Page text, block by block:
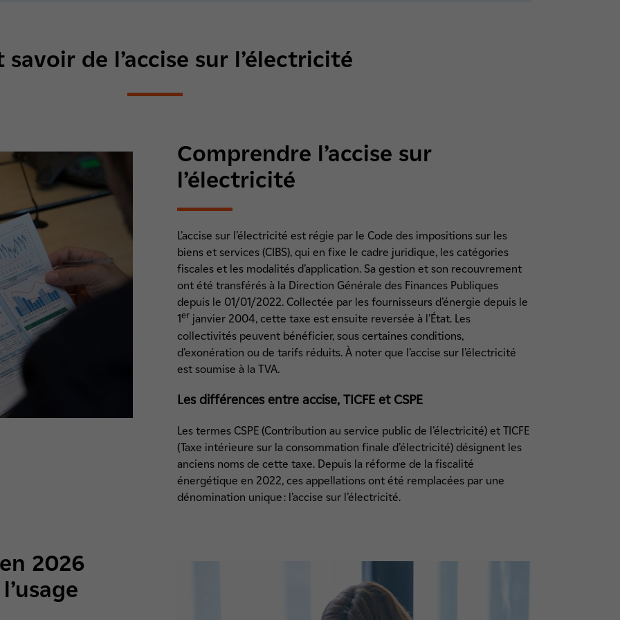
savoir de l’accise sur l’électricité
Comprendre l’accise sur
l’électricité
L’accise sur l’électricité est régie par le Code des impositions sur les
biens et services (CIBS), qui en fixe le cadre juridique, les catégories
fiscales et les modalités d’application. Sa gestion et son recouvrement
ont été transférés à la Direction Générale des Finances Publiques
depuis le 01/01/2022. Collectée par les fournisseurs d’énergie depuis le
1er janvier 2004, cette taxe est ensuite reversée à l’État. Les
collectivités peuvent bénéficier, sous certaines conditions,
d’exonération ou de tarifs réduits. À noter que l’accise sur l’électricité
est soumise à la TVA.
Les différences entre accise, TICFE et CSPE
Les termes CSPE (Contribution au service public de l’électricité) et TICFE
(Taxe intérieure sur la consommation finale d’électricité) désignent les
anciens noms de cette taxe. Depuis la réforme de la fiscalité
énergétique en 2022, ces appellations ont été remplacées par une
dénomination unique : l’accise sur l’électricité.
2026